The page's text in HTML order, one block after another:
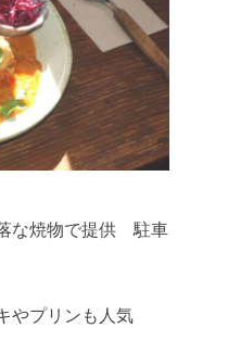
な焼物で提供 駐車
やプリンも人気